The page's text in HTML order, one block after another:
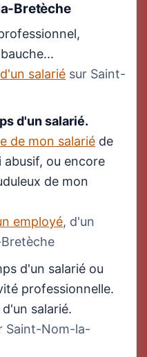
Bretèche
salarié sur Saint-
d'un salarié.
de mon salarié de
abusif, ou encore
de mon
employé, d'un
d'un salarié ou
professionnelle.
salarié.
Saint-Nom-la-